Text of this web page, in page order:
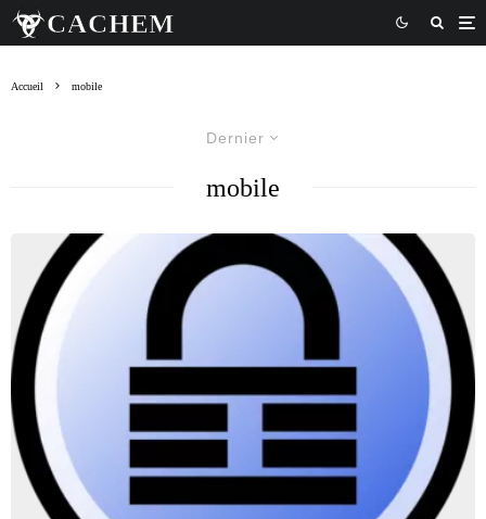
Accueil mobile
Dernier
mobile